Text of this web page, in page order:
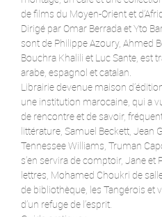
de films du Moyen-Orient et
Dirigé par Omar Berrada et Yto
sont de Philippe Azoury, Ahmed
Bouchra Khalili et Luc Sante, est
arabe, espagnol et catalan.
Librairie devenue maison
une institution marocaine, qui a
de rencontre et de savoir,
littérature, Samuel Beckett, Jean
Tennessee Williams, Truman
s’en servira de comptoir, Jane et
lettres, Mohamed Choukri de
de bibliothèque, les Tangérois et
d’un refuge de l’esprit.